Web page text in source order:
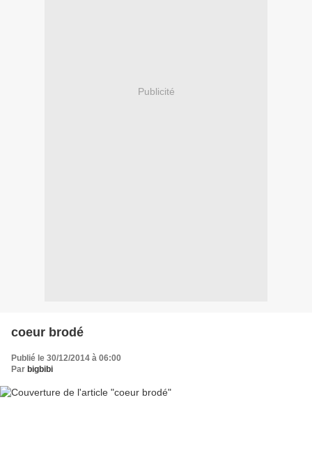
Publicité
coeur brodé
Publié le 30/12/2014 à 06:00
Par bigbibi